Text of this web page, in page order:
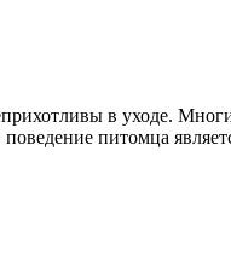
в уходе.
питомца